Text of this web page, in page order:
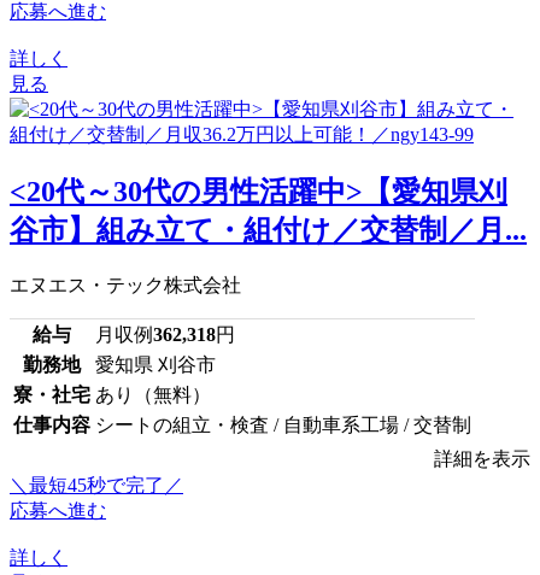
応募へ進む
詳しく
見る
<20代～30代の男性活躍中>【愛知県刈
谷市】組み立て・組付け／交替制／月...
エヌエス・テック株式会社
給与 月収例362,318円
勤務地
愛知県 刈谷市
寮・社宅 あり（無料）
仕事内容 シートの組立・検査 / 自動車系工場 / 交替制
詳細を表示
＼最短45秒で完了／
応募へ進む
詳しく